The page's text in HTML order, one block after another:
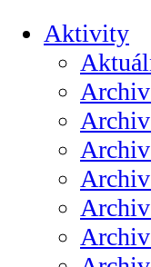
Aktivity